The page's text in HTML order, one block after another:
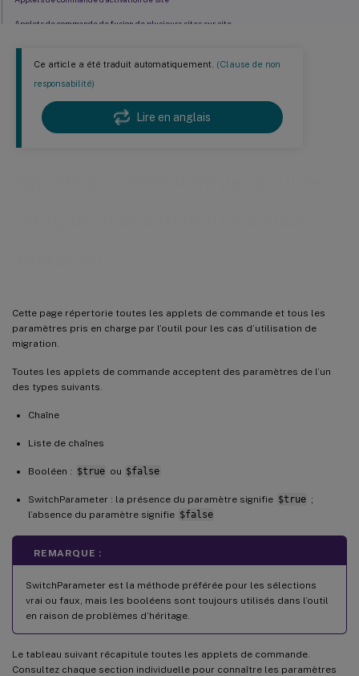
Ce article a été traduit automatiquement. (Clause de non
responsabilité)
Lire en anglais
Cette page répertorie toutes les applets de commande et tous les
paramètres pris en charge par l’outil pour les cas d’utilisation de
migration.
Toutes les applets de commande acceptent des paramètres de l’un
des types suivants.
Chaîne
Liste de chaînes
Booléen : $true ou $false
SwitchParameter : la présence du paramètre signifie $true ;
l’absence du paramètre signifie $false
REMARQUE :
SwitchParameter est la méthode préférée pour les sélections
vrai ou faux, mais les booléens sont toujours utilisés dans l’outil
en raison de problèmes d’héritage.
Le tableau suivant récapitule toutes les applets de commande.
Consultez chaque section individuelle pour connaître les paramètres
Applets de commande de fusion de plusieurs sites sur site
Paramètres génériques